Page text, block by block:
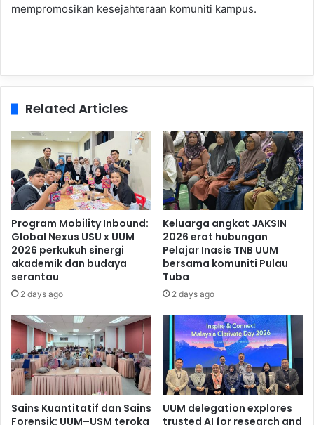
mempromosikan kesejahteraan komuniti kampus.
Related Articles
Program Mobility Inbound:
Global Nexus USU x UUM
2026 perkukuh sinergi
akademik dan budaya
serantau
2 days ago
Keluarga angkat JAKSIN
2026 erat hubungan
Pelajar Inasis TNB UUM
bersama komuniti Pulau
Tuba
2 days ago
Sains Kuantitatif dan Sains
Forensik: UUM–USM teroka
UUM delegation explores
trusted AI for research and